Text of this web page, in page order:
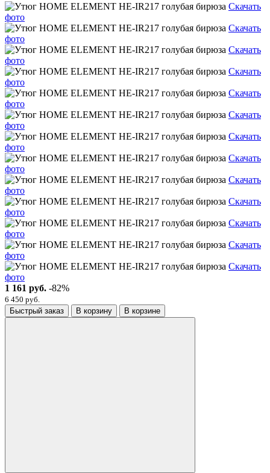
Скачать
фото
Скачать
фото
Скачать
фото
Скачать
фото
Скачать
фото
Скачать
фото
Скачать
фото
Скачать
фото
Скачать
фото
Скачать
фото
Скачать
фото
Скачать
фото
Скачать
фото
1 161 руб. -82%
6 450 руб.
Быстрый заказ
В корзину В корзине